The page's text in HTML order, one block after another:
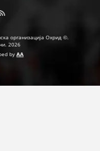
организација Охрид ©.
2026
by AA